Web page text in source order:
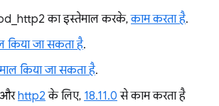
का इस्तेमाल करके,काम करता है.
किया जा सकता है.
किया जा सकता है.
औरhttp2 के लिए, 18.11.0 से काम करता है